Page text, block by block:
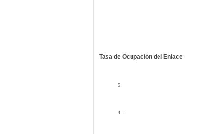
Tasa de Ocupación del Enlace
4
5